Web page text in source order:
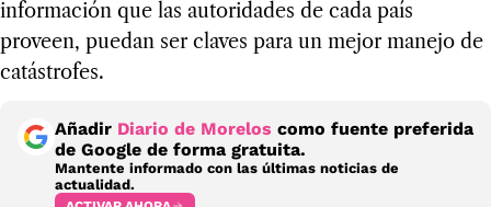
información que las autoridades de cada país
proveen, puedan ser claves para un mejor manejo de
catástrofes.
Añadir Diario de Morelos como fuente preferida
de Google de forma gratuita.
Mantente informado con las últimas noticias de
actualidad.